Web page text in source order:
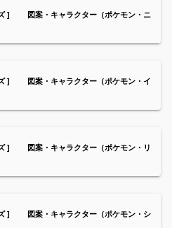
] 図案・キャラクター（ポケモン・ニ
] 図案・キャラクター（ポケモン・イ
] 図案・キャラクター（ポケモン・リ
] 図案・キャラクター（ポケモン・シ